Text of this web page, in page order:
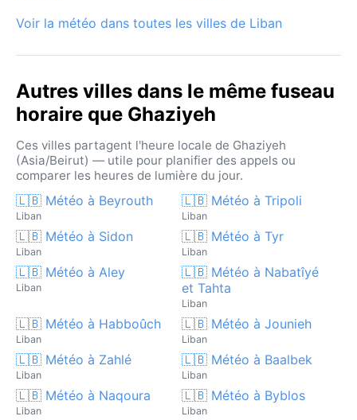
Voir la météo dans toutes les villes de Liban
Autres villes dans le même fuseau
horaire que Ghaziyeh
Ces villes partagent l'heure locale de Ghaziyeh
(Asia/Beirut) — utile pour planifier des appels ou
comparer les heures de lumière du jour.
🇱🇧 Météo à Beyrouth
Liban
🇱🇧 Météo à Tripoli
Liban
🇱🇧 Météo à Sidon
Liban
🇱🇧 Météo à Tyr
Liban
🇱🇧 Météo à Aley
Liban
🇱🇧 Météo à Nabatîyé
et Tahta
Liban
🇱🇧 Météo à Habboûch
Liban
🇱🇧 Météo à Jounieh
Liban
🇱🇧 Météo à Zahlé
Liban
🇱🇧 Météo à Baalbek
Liban
🇱🇧 Météo à Naqoura
Liban
🇱🇧 Météo à Byblos
Liban